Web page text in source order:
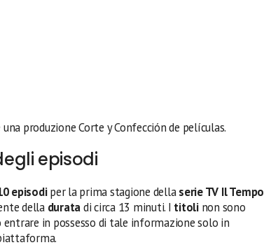
una produzione Corte y Confección de películas.
episodi
episodiper la prima stagione dellaserie TV Il Tempo
della duratadi circa 13 minuti. I titoli non sono
in possesso di tale informazione solo in